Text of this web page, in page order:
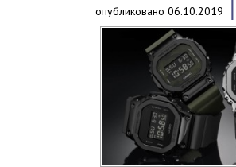
опубликовано 06.10.2019